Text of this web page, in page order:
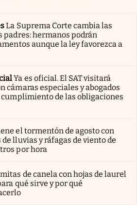
La Suprema Corte cambia las
padres: hermanos podrán
aunque la ley favorezca a
Ya es oficial. El SAT visitará
cámaras especiales y abogados
de las obligaciones
el tormentón de agosto con
de lluvias y ráfagas de viento de
por hora
de canela con hojas de laurel
qué sirve y por qué